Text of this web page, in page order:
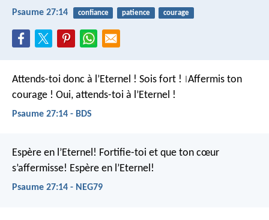
Psaume 27:14 confiance patience courage
Attends-toi donc à l’Eternel ! Sois fort !
Affermis ton
courage ! Oui, attends-toi à l’Eternel !
Psaume 27:14 - BDS
Espère en l’Eternel! Fortifie-toi et que ton cœur
s’affermisse! Espère en l’Eternel!
Psaume 27:14 - NEG79